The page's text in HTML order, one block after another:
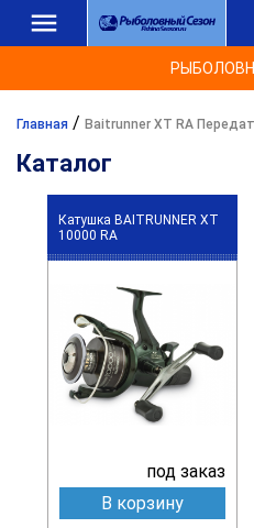
Главная / Baitrunner XT RA
Каталог
Катушка BAITRUNNER XT
10000 RA
под заказ
В корзину